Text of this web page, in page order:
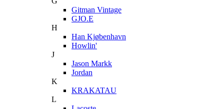
Gitman Vintage
GJO.E
H
Han Kjøbenhavn
Howlin'
J
Jason Markk
Jordan
K
KRAKATAU
L